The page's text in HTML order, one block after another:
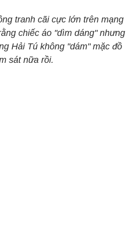
tranh cãi cực lớn trên mạng
chiếc áo "dìm dáng" nhưng
Hải Tú không "dám" mặc đồ
sát nữa rồi.